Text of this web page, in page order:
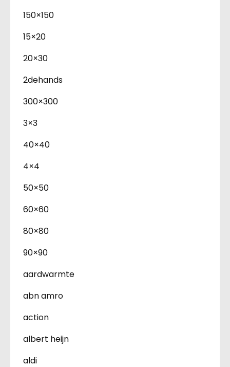
150×150
15×20
20×30
2dehands
300×300
3×3
40×40
4×4
50×50
60×60
80×80
90×90
aardwarmte
abn amro
action
albert heijn
aldi